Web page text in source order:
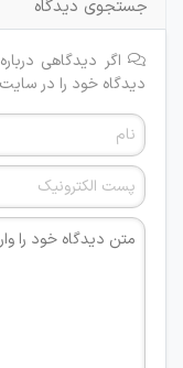
جستجوی دیدگاه
اگر دیدگاهی
دیدگاه خود را در